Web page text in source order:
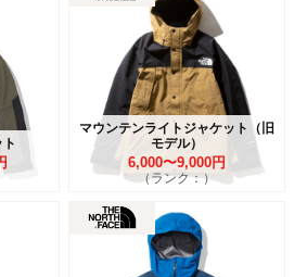
マウンテンライトジャケット（旧
モデル）
6,000〜9,000円
（ランク：）